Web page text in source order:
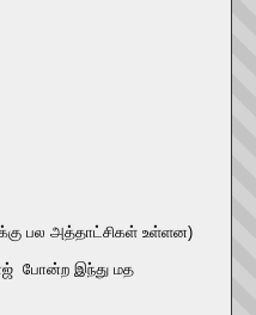
பல அத்தாட்சிகள் உள்ளன)
போன்ற இந்து மத